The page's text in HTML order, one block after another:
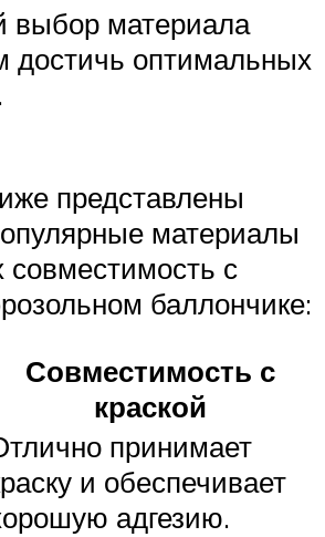
выбор материала
достичь оптимальных
представлены
материалы
с
баллончике:
Совместимость с
краской
принимает
и обеспечивает
адгезию.